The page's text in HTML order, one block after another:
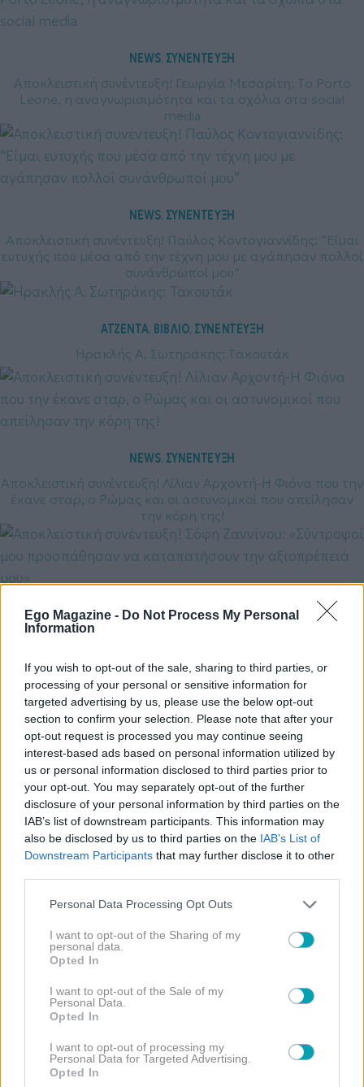
Ego Magazine - Do Not Process My Personal
Information
If you wish to opt-out of the sale, sharing to third parties, or
processing of your personal or sensitive information for
targeted advertising by us, please use the below opt-out
section to confirm your selection. Please note that after your
opt-out request is processed you may continue seeing
interest-based ads based on personal information utilized by
us or personal information disclosed to third parties prior to
your opt-out. You may separately opt-out of the further
disclosure of your personal information by third parties on the
IAB’s list of downstream participants. This information may
also be disclosed by us to third parties on the IAB’s List of
Downstream Participants that may further disclose it to other
Please note that this website/app uses one or more Google
not limited to your visit or usage behaviour. You may click to
grant or deny consent to Google and its third-party tags to
use your data for below specified purposes in below Google
consent section.
Personal Data Processing Opt Outs
I want to opt-out of the Sharing of my
personal data.
Opted In
I want to opt-out of the Sale of my
Personal Data.
Opted In
I want to opt-out of processing my
Personal Data for Targeted Advertising.
Opted In
NEWS, ΣΥΝΕΝΤΕΥΞΗ
Αποκλειστική συνέντευξη! Γεωργία Μεσαρίτη: Το Porto
Leone, η αναγνωρισιμότητα και τα σχόλια στα social
media
NEWS, ΣΥΝΕΝΤΕΥΞΗ
Αποκλειστική συνέντευξη! Παύλος Κοντογιαννίδης: “Είμαι
ευτυχής που μέσα από την τέχνη μου με αγάπησαν πολλοί
συνάνθρωποί μου”
ΑΤΖΕΝΤΑ, ΒΙΒΛΙΟ, ΣΥΝΕΝΤΕΥΞΗ
Ηρακλής Α. Σωτηράκης: Τακουτάκ
NEWS, ΣΥΝΕΝΤΕΥΞΗ
Αποκλειστική συνέντευξη! Λίλιαν Αρχοντή-Η Φιόνα που την
έκανε σταρ, ο Ρώμας και οι αστυνομικοί που απείλησαν
την κόρη της!
NEWS, ΣΥΝΕΝΤΕΥΞΗ
NEWS, ΣΥΝΕΝΤΕΥΞΗ
Αποκλειστική συνέντευξη! Δήμητρα Σιγάλα: Το «Μπαμπά
σ΄αγαπώ» η προσωπική ζωή και τα όνειρα για το μέλλον
ΑΤΖΕΝΤΑ, ΒΙΒΛΙΟ, ΣΥΝΕΝΤΕΥΞΗ
Νικολέττα Κυρίδη: Αγκάθια κα Ρόδα
Αποκλειστική συνέντευξη! Ευσταθία Τσαπαρέλη: Το
Μπαμπά σ΄αγαπώ, ο φόβος για τον γιο της και η
τηλεπαρουσίαση